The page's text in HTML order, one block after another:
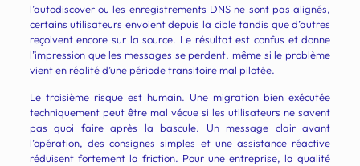
l’autodiscover ou les enregistrements DNS ne sont pas alignés,
certains utilisateurs envoient depuis la cible tandis que d’autres
reçoivent encore sur la source. Le résultat est confus et donne
l’impression que les messages se perdent, même si le problème
vient en réalité d’une période transitoire mal pilotée.
Le troisième risque est humain. Une migration bien exécutée
techniquement peut être mal vécue si les utilisateurs ne savent
pas quoi faire après la bascule. Un message clair avant
l’opération, des consignes simples et une assistance réactive
réduisent fortement la friction. Pour une entreprise, la qualité